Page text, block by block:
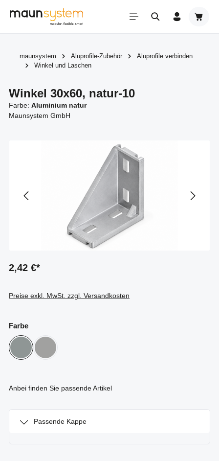
Zum Hauptinhalt springen
maunsystem Aluprofile-Zubehör
Aluprofile verbinden
Winkel und Laschen
Winkel 30x60, natur-10
Farbe: Aluminium natur
Maunsystem GmbH
2,42 €*
Preise exkl. MwSt. zzgl. Versandkosten
Farbeauswählen
Aluminium naturweißaluminium
Anbei finden Sie passende Artikel
Passende Kappe